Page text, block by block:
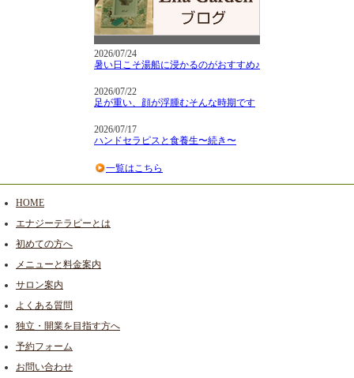
2026/07/24
暑い日こそ湯船に浸かるのがおすすめ♪
2026/07/22
足が重い、顔が浮腫むそんな時期です
2026/07/17
ハンドセラピスと食養生〜続き〜
一覧はこちら
HOME
エナジーテラピーとは
初めての方へ
メニューと料金案内
サロン案内
よくある質問
独立・開業を目指す方へ
予約フォーム
お問い合わせ